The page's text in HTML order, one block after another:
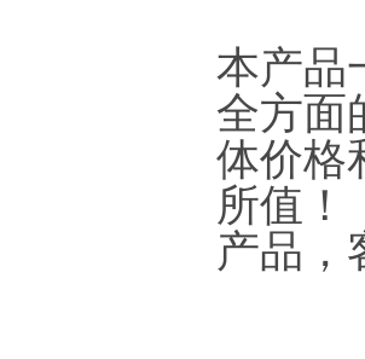
本产品
全方面
体价格
所值！
产品，